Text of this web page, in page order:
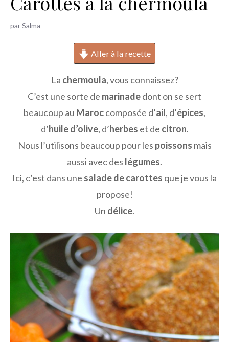
parSalma
Aller à la recette
La chermoula, vous connaissez?
C’est une sorte de marinadedont on se sert
beaucoup au Maroccomposée d’ail, d’épices,
d’huile d’olive, d’herbes et de citron.
Nous l’utilisons beaucoup pour les poissons mais
aussi avec des légumes.
Ici, c’est dans une salade de carottes que je vous la
propose!
Un délice.